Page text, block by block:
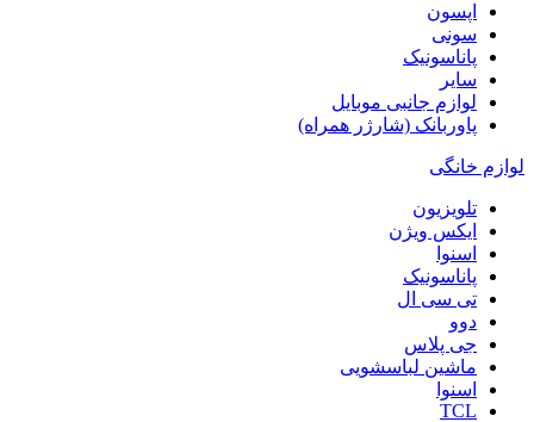
اپسون
سونی
پاناسونیک
سایر
لوازم جانبی موبایل
پاوربانک (شارژر همراه)
لوازم خانگی
تلویزیون
ایکس ویژن
اسنوا
پاناسونیک
تی سی ال
دوو
جی پلاس
ماشین لباسشویی
اسنوا
TCL